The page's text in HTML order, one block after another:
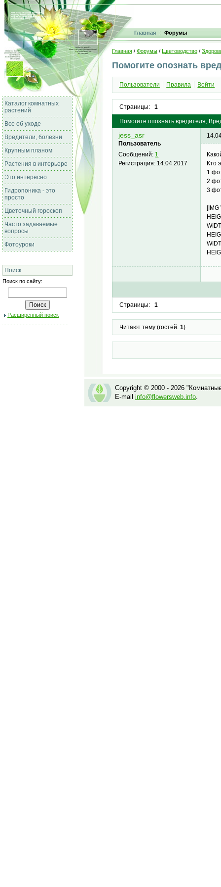
Главная Форумы
Каталог комнатных
растений
Все об уходе
Вредители, болезни
Крупным планом
Растения в интерьере
Это интересно
Гидропоника - это
просто
Цветочный гороскоп
Часто задаваемые
вопросы
Фотоуроки
Поиск
Поиск по сайту:
Расширенный поиск
Главная / Форумы / Цветоводство /
Помогите опознать
Пользователи Правила Войти
Страницы: 1
Помогите опознать вредителя,
jess_asr
Пользователь
Сообщений: 1
Регистрация: 14.04.2017
Кто
1
2
3
[IMG
Страницы: 1
Читают тему (гостей: 1)
Copyright © 2000 - 2026
E-mail info@flowersweb.info.